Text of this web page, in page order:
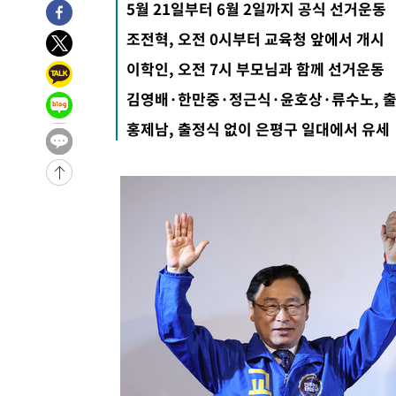
5월 21일부터 6월 2일까지 공식 선거운동
조전혁, 오전 0시부터 교육청 앞에서 개시
이학인, 오전 7시 부모님과 함께 선거운동
김영배·한만중·정근식·윤호상·류수노,
홍제남, 출정식 없이 은평구 일대에서 유세